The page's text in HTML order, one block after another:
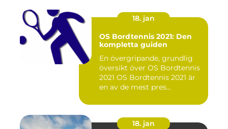
18. jan
OS Bordtennis 2021: Den
kompletta guiden
En övergripande, grundlig
översikt över OS Bordtennis
2021 OS Bordtennis 2021 är
en av de mest pres...
18. jan